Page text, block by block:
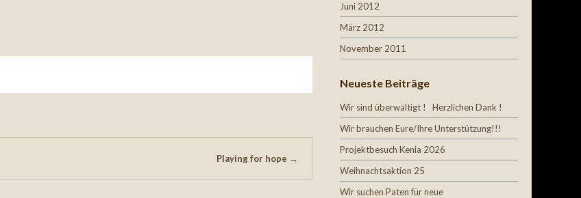
Playing for hope →
Juni 2012
März 2012
November 2011
Neueste Beiträge
Wir sind überwältigt ! Herzlichen Dank !
Wir brauchen Eure/Ihre Unterstützung!!!
Projektbesuch Kenia 2026
Weihnachtsaktion 25
Wir suchen Paten für neue